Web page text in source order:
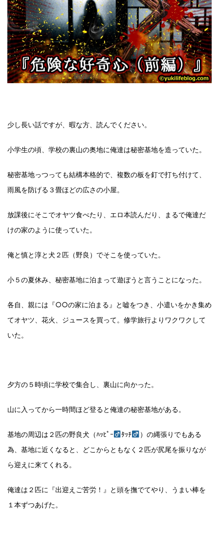
少し長い話ですが、暇な方、読んでください。
小学生の頃、学校の裏山の奥地に俺達は秘密基地を造っていた。
秘密基地っつっても結構本格的で、複数の板を釘で打ち付けて、
雨風を防げる３畳ほどの広さの小屋。
放課後にそこでオヤツ食べたり、エロ本読んだり、まるで俺達だ
けの家のように使っていた。
俺と慎と淳と犬２匹（野良）でそこを使っていた。
小５の夏休み、秘密基地に泊まって遊ぼうと言うことになった。
各自、親には『○○の家に泊まる』と嘘をつき、小遣いをかき集め
てオヤツ、花火、ジュースを買って。修学旅行よりワクワクして
いた。
夕方の５時頃に学校で集合し、裏山に向かった。
山に入ってから一時間ほど登ると俺達の秘密基地がある。
基地の周辺は２匹の野良犬（ﾊｯﾋﾟｰ ﾀｯﾁ
）の縄張りでもある
為、基地に近くなると、どこからともなく２匹が尻尾を振りなが
ら迎えに来てくれる。
俺達は２匹に『出迎えご苦労！』と頭を撫でてやり、うまい棒を
１本ずつあげた。